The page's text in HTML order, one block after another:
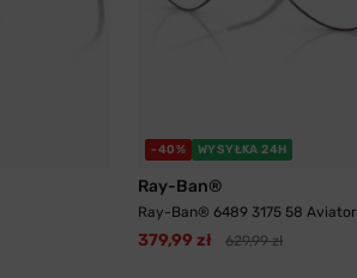
-40% WYSYŁKA 24H
Ray-Ban®
Ray-Ban® 6489 3175 58 Aviator
379,99 zł 629,99 zł